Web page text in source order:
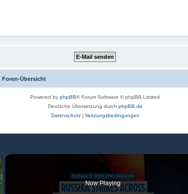
Foren-Übersicht
Powered by phpBB® Forum Software © phpBB Limited
Deutsche Übersetzung durch phpBB.de
Datenschutz| Nutzungsbedingungen
Now Playing